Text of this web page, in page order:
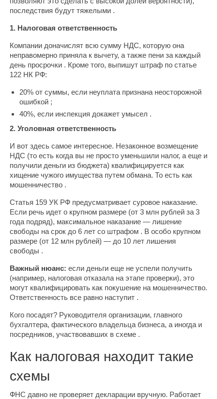
последствия будут тяжелыми .
1. Налоговая ответственность
Компании доначислят всю сумму НДС, которую она
неправомерно приняла к вычету, а также пени за каждый
день просрочки . Кроме того, выпишут штраф по статье
122 НК РФ:
20% от суммы, если неуплата признана неосторожной
ошибкой ;
40%, если инспекция докажет умысел .
2. Уголовная ответственность
И вот здесь самое интересное. Незаконное возмещение
НДС (то есть когда вы не просто уменьшили налог, а еще и
получили деньги из бюджета) квалифицируется как
хищение чужого имущества путем обмана. То есть как
мошенничество .
Статья 159 УК РФ предусматривает суровое наказание.
Если речь идет о крупном размере (от 3 млн рублей за 3
года подряд), максимальное наказание — лишение
свободы на срок до 6 лет со штрафом . В особо крупном
размере (от 12 млн рублей) — до 10 лет лишения
свободы .
Важный нюанс: если деньги еще не успели получить
(например, налоговая отказала на этапе проверки), это
могут квалифицировать как покушение на мошенничество.
Ответственность все равно наступит .
Кого посадят? Руководителя организации, главного
бухгалтера, фактического владельца бизнеса, а иногда и
посредников, участвовавших в схеме .
Как налоговая находит такие
схемы
ФНС давно не проверяет декларации вручную. Работает